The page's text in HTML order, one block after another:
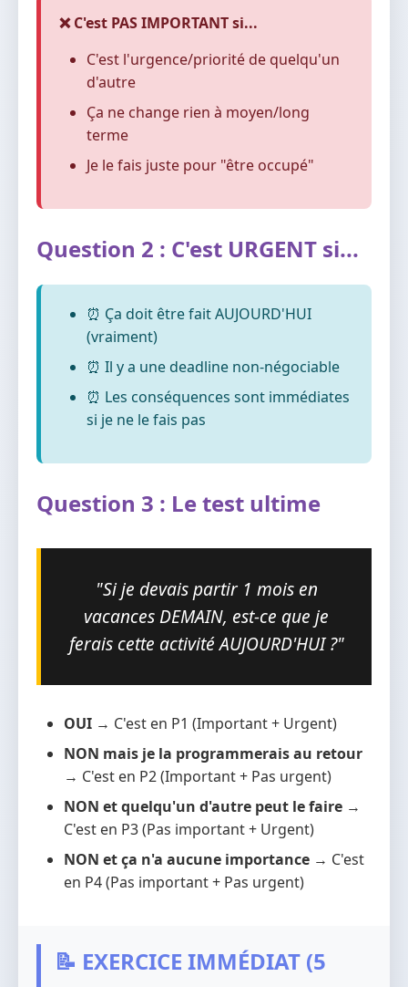
❌ C'est PAS IMPORTANT si...
C'est l'urgence/priorité de quelqu'un
d'autre
Ça ne change rien à moyen/long
terme
Je le fais juste pour "être occupé"
Question 2 : C'est URGENT si...
⏰ Ça doit être fait AUJOURD'HUI
(vraiment)
⏰ Il y a une deadline non-négociable
⏰ Les conséquences sont immédiates
si je ne le fais pas
Question 3 : Le test ultime
"Si je devais partir 1 mois en
vacances DEMAIN, est-ce que je
ferais cette activité AUJOURD'HUI ?"
OUI → C'est en P1 (Important + Urgent)
NON mais je la programmerais au retour
→ C'est en P2 (Important + Pas urgent)
NON et quelqu'un d'autre peut le faire →
C'est en P3 (Pas important + Urgent)
NON et ça n'a aucune importance → C'est
en P4 (Pas important + Pas urgent)
📝 EXERCICE IMMÉDIAT (5